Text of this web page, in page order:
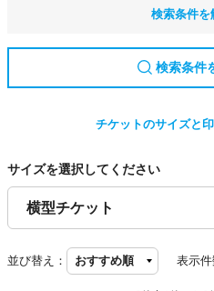
検索条件を
検索条件
チケットのサイズと
サイズを選択してください
並び替え： 表示件